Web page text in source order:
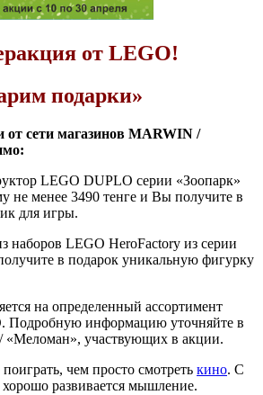
от LEGO!
подарки»
от сети магазинов MARWIN /
LEGO DUPLO серии «Зоопарк»
не менее 3490 тенге и Вы получите в
для игры.
наборов LEGO HeroFactory из серии
в подарок уникальную фигурку
на определенный ассортимент
Подробную информацию уточняйте в
«Меломан», участвующих в акции.
чем просто смотреть кино. С
развивается мышление.